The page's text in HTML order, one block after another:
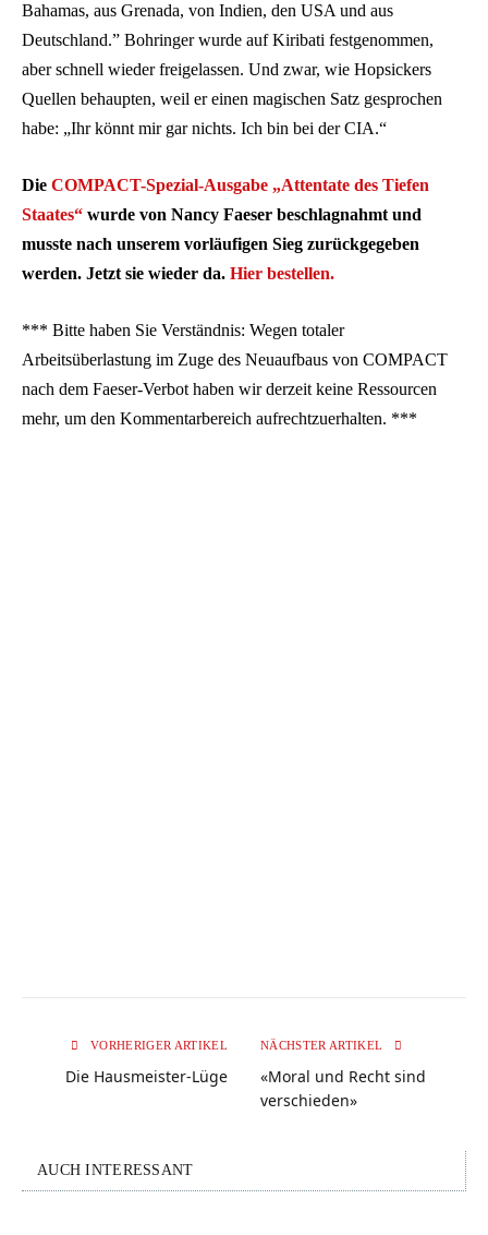
Bahamas, aus Grenada, von Indien, den USA und aus
Deutschland.” Bohringer wurde auf Kiribati festgenommen,
aber schnell wieder freigelassen. Und zwar, wie Hopsickers
Quellen behaupten, weil er einen magischen Satz gesprochen
habe: „Ihr könnt mir gar nichts. Ich bin bei der CIA.“
Die COMPACT-Spezial-Ausgabe „Attentate des Tiefen
Staates“ wurde von Nancy Faeser beschlagnahmt und
musste nach unserem vorläufigen Sieg zurückgegeben
werden. Jetzt sie wieder da. Hier bestellen.
*** Bitte haben Sie Verständnis: Wegen totaler
Arbeitsüberlastung im Zuge des Neuaufbaus von COMPACT
nach dem Faeser-Verbot haben wir derzeit keine Ressourcen
mehr, um den Kommentarbereich aufrechtzuerhalten. ***
VORHERIGER ARTIKEL
Die Hausmeister-Lüge
NÄCHSTER ARTIKEL
«Moral und Recht sind
verschieden»
AUCH INTERESSANT